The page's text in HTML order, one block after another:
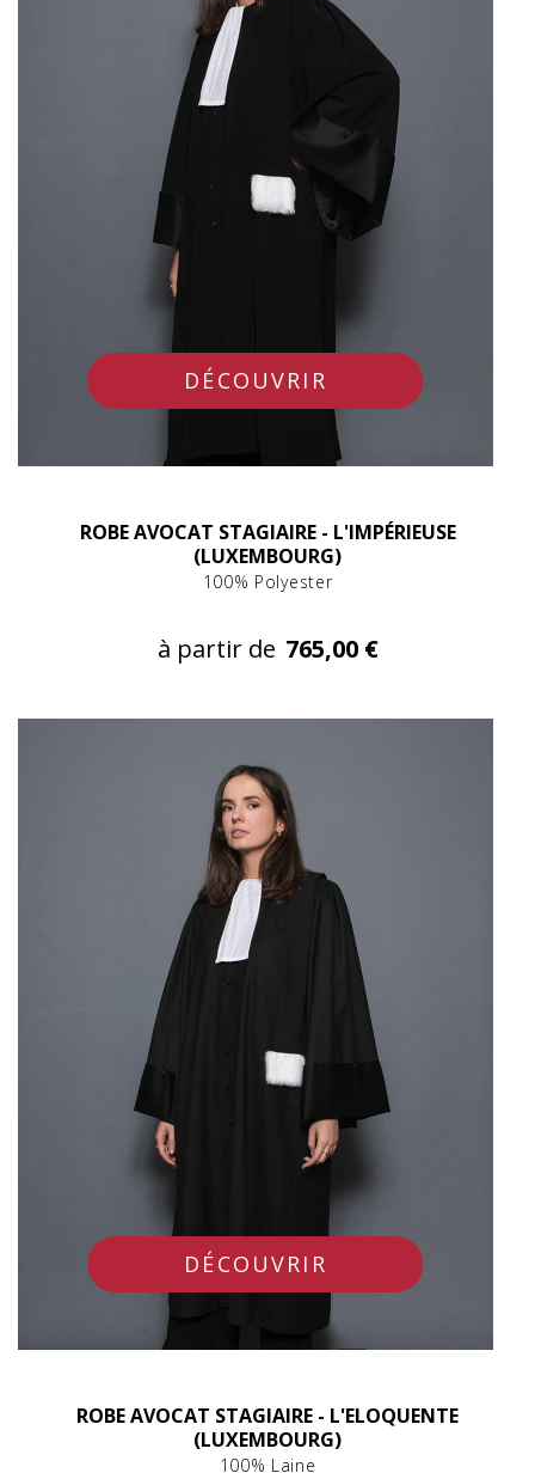
DÉCOUVRIR
ROBE AVOCAT STAGIAIRE - L'IMPÉRIEUSE
(LUXEMBOURG)
100% Polyester
à partir de 765,00 €
DÉCOUVRIR
ROBE AVOCAT STAGIAIRE - L'ELOQUENTE
(LUXEMBOURG)
100% Laine